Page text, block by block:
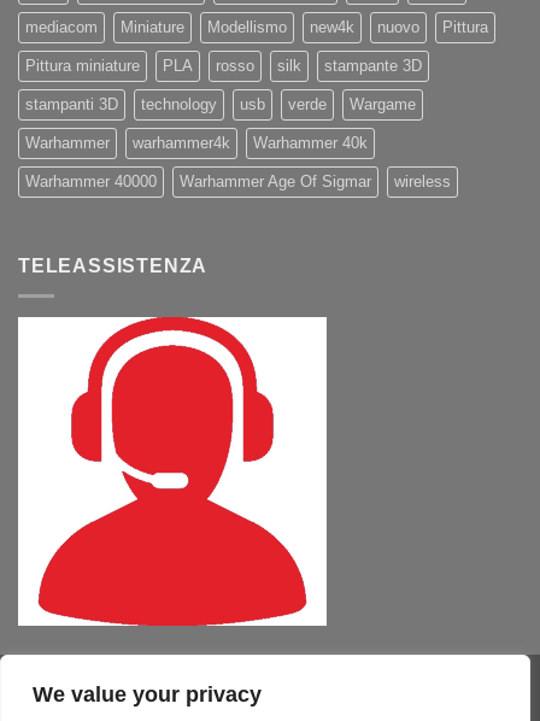
We value your privacy
mediacom Miniature Modellismo new4k nuovo Pittura
Pittura miniature PLA rosso silk stampante 3D
stampanti 3D technology usb verde Wargame
Warhammer warhammer4k Warhammer 40k
Warhammer 40000 Warhammer Age Of Sigmar wireless
TELEASSISTENZA
Visa PayPal MasterCard